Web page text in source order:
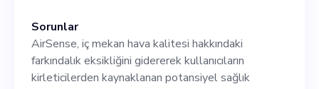
Sorunlar
AirSense, iç mekan hava kalitesi hakkındaki
farkındalık eksikliğini gidererek kullanıcıların
kirleticilerden kaynaklanan potansiyel sağlık